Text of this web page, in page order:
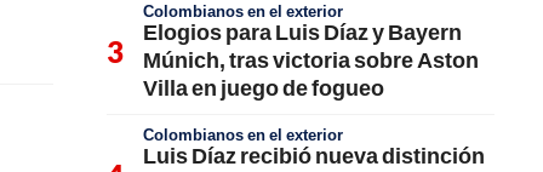
Colombianos en el exterior
Elogios para Luis Díaz y Bayern
Múnich, tras victoria sobre Aston
Villa en juego de fogueo
Colombianos en el exterior
Luis Díaz recibió nueva distinción